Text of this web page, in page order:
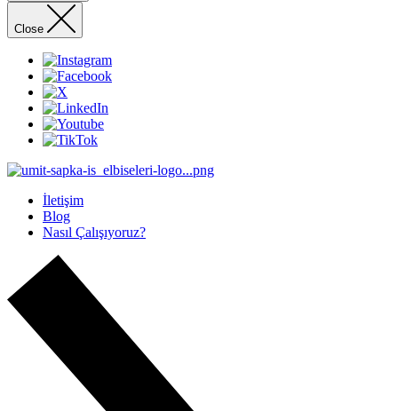
Close
İletişim
Blog
Nasıl Çalışıyoruz?